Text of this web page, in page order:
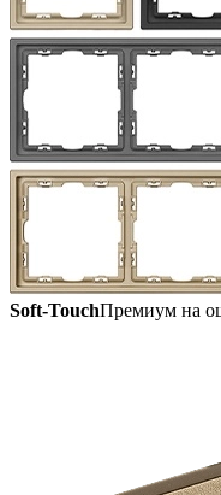
Soft-TouchПремиум на